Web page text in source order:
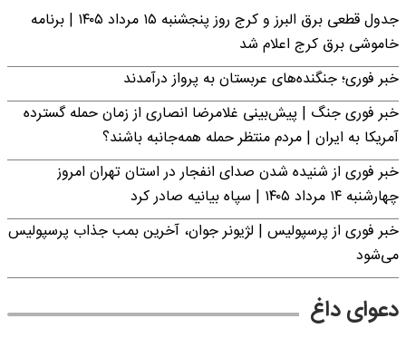
جدول قطعی برق البرز و کرج روز پنجشنبه ۱۵ مرداد ۱۴۰۵ | برنامه
خاموشی برق کرج اعلام شد
خبر فوری؛ جنگنده‌های عربستان به پرواز درآمدند
خبر فوری جنگ | پیش‌بینی غلامرضا انصاری از زمان حمله گسترده
آمریکا به ایران | مردم منتظر حمله همه‌جانبه باشند؟
خبر فوری از شنیده شدن صدای انفجار در استان تهران امروز
چهارشنبه ۱۴ مرداد ۱۴۰۵ | سپاه بیانیه صادر کرد
خبر فوری از پرسپولیس | لژیونر جوان، آخرین بمب جذاب پرسپولیس
می‌شود
دعوای داغ